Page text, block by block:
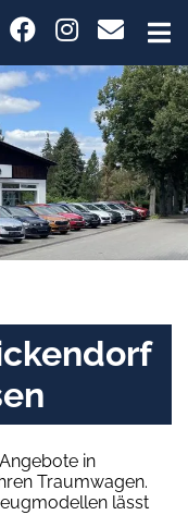
in
Traumwagen.
lässt